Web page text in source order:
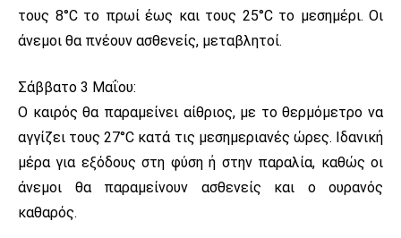
τους 8°C το πρωί έως και τους 25°C το μεσημέρι. Οι
άνεμοι θα πνέουν ασθενείς, μεταβλητοί.
Σάββατο 3 Μαΐου:
Ο καιρός θα παραμείνει αίθριος, με το θερμόμετρο να
αγγίζει τους 27°C κατά τις μεσημεριανές ώρες. Ιδανική
μέρα για εξόδους στη φύση ή στην παραλία, καθώς οι
άνεμοι θα παραμείνουν ασθενείς και ο ουρανός
καθαρός.